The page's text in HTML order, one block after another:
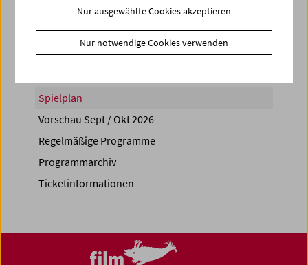
Spielplan
Vorschau Sept / Okt 2026
Regelmäßige Programme
Programmarchiv
Ticketinformationen
Nur ausgewählte Cookies akzeptieren
Nur notwendige Cookies verwenden